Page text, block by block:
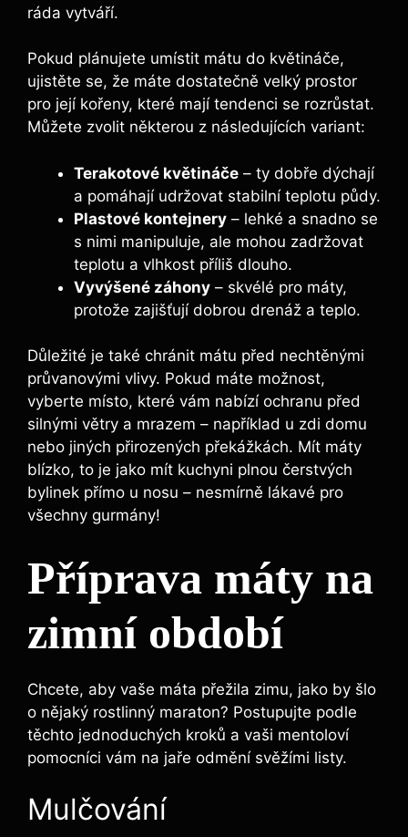
ráda vytváří.
Pokud plánujete umístit mátu do květináče,
ujistěte se, že máte dostatečně velký prostor
pro její kořeny, které mají tendenci se rozrůstat.
Můžete zvolit některou z následujících variant:
Terakotové květináče – ty dobře dýchají
a pomáhají udržovat stabilní teplotu půdy.
Plastové kontejnery – lehké a snadno se
s nimi manipuluje, ale mohou zadržovat
teplotu a vlhkost příliš dlouho.
Vyvýšené záhony – skvélé pro máty,
protože zajišťují dobrou drenáž a teplo.
Důležité je také chránit mátu před nechtěnými
průvanovými vlivy. Pokud máte možnost,
vyberte místo, které vám nabízí ochranu před
silnými větry a mrazem – například u zdi domu
nebo jiných přirozených překážkách. Mít máty
blízko, to je jako mít kuchyni plnou čerstvých
bylinek přímo u nosu – nesmírně lákavé pro
všechny gurmány!
Příprava máty na
zimní období
Chcete, aby vaše máta přežila zimu, jako by šlo
o nějaký rostlinný maraton? Postupujte podle
těchto jednoduchých kroků a vaši mentoloví
pomocníci vám na jaře odmění svěžími listy.
Mulčování